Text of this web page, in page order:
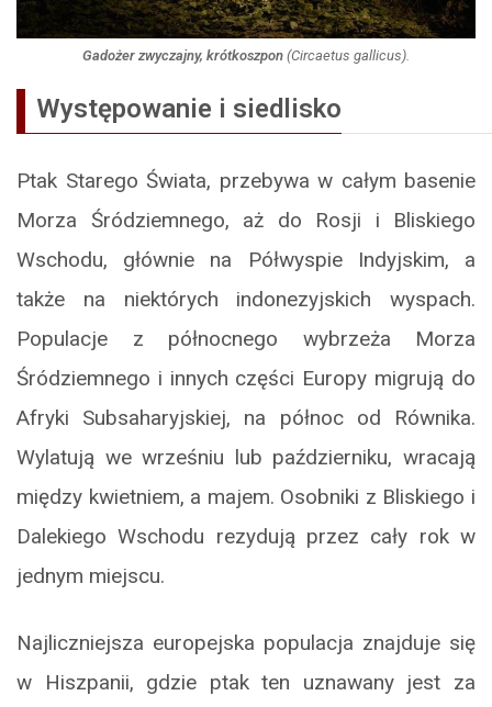
Gadożer zwyczajny, krótkoszpon (Circaetus gallicus).
Występowanie i siedlisko
Ptak Starego Świata, przebywa w całym basenie
Morza Śródziemnego, aż do Rosji i Bliskiego
Wschodu, głównie na Półwyspie Indyjskim, a
także na niektórych indonezyjskich wyspach.
Populacje z północnego wybrzeża Morza
Śródziemnego i innych części Europy migrują do
Afryki Subsaharyjskiej, na północ od Równika.
Wylatują we wrześniu lub październiku, wracają
między kwietniem, a majem. Osobniki z Bliskiego i
Dalekiego Wschodu rezydują przez cały rok w
jednym miejscu.
Najliczniejsza europejska populacja znajduje się
w Hiszpanii, gdzie ptak ten uznawany jest za